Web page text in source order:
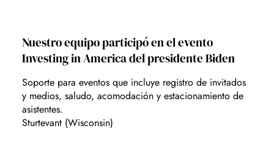
Nuestro equipo participó en el evento
Investing in America del presidente Biden
Soporte para eventos que incluye registro de invitados
y medios, saludo, acomodación y estacionamiento de
asistentes.
Sturtevant (Wisconsin)